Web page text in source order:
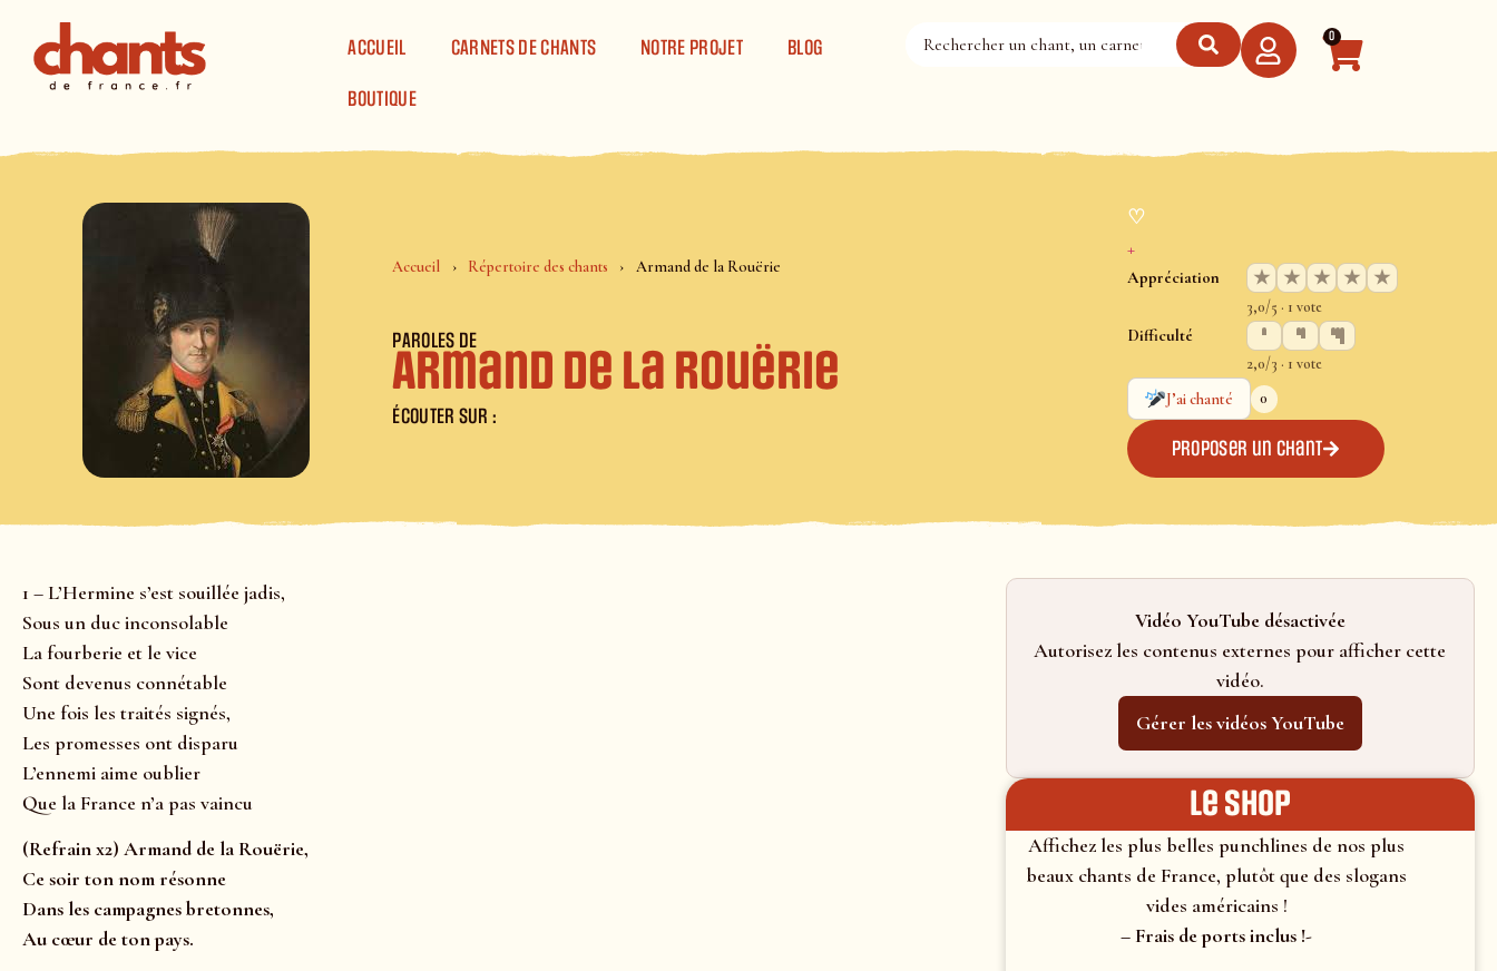
ACCUEIL
CARNETS DE CHANTS NOTRE PROJET BLOG
BOUTIQUE
0
Accueil Répertoire des chants Armand de la Rouërie
PAROLES DE
Armand de la Rouërie
ÉCOUTER SUR :
♡
+
Appréciation ★ ★ ★ ★ ★
3,0/5 · 1 vote
Difficulté
2,0/3 · 1 vote
J’ai chanté
0
Proposer un chant
1 – L’Hermine s’est souillée jadis,
Sous un duc inconsolable
La fourberie et le vice
Sont devenus connétable
Une fois les traités signés,
Les promesses ont disparu
L’ennemi aime oublier
Que la France n’a pas vaincu
(Refrain x2) Armand de la Rouërie,
Ce soir ton nom résonne
Dans les campagnes bretonnes,
Au cœur de ton pays.
Vidéo YouTube désactivée
Autorisez les contenus externes pour afficher cette
vidéo.
Gérer les vidéos YouTube
le shop
Affichez les plus belles punchlines de nos plus
beaux chants de France, plutôt que des slogans
vides américains !
– Frais de ports inclus !-